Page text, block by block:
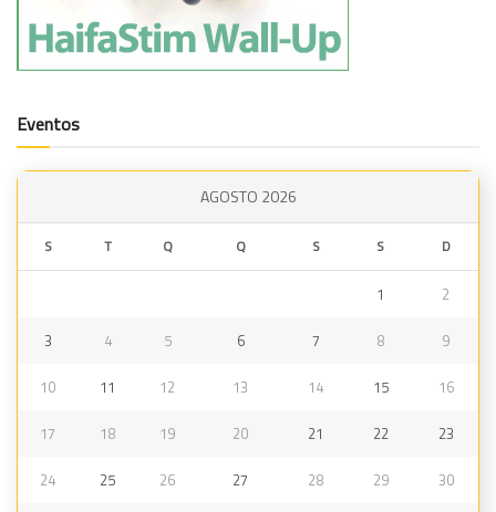
Eventos
AGOSTO 2026
S T Q Q S S D
1 2
3 4 5 6 7 8 9
10 11 12 13 14 15 16
17 18 19 20 21 22 23
24 25 26 27 28 29 30